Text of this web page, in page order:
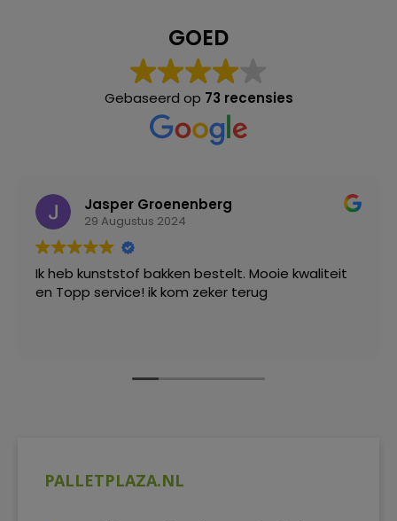
PALLETPLAZA.NL
GOED
Gebaseerd op 73 recensies
Jasper Groenenberg
29 Augustus 2024
Ik heb kunststof bakken bestelt. Mooie kwaliteit
en Topp service! ik kom zeker terug